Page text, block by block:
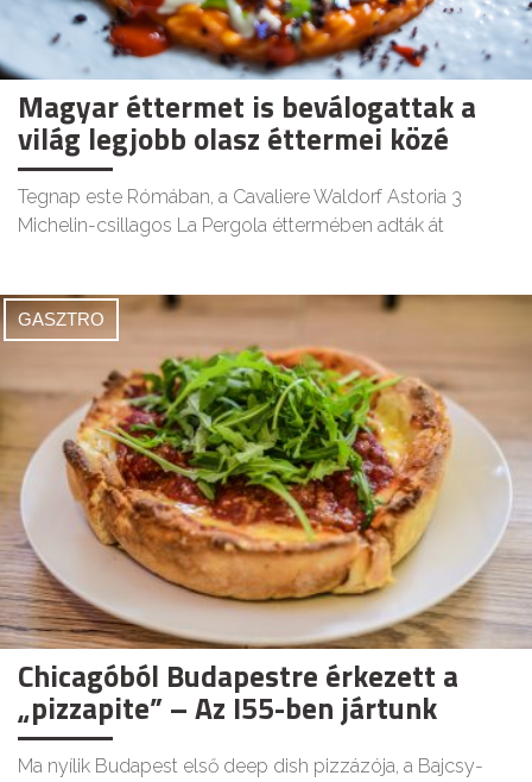
Magyar éttermet is beválogattak a
világ legjobb olasz éttermei közé
Tegnap este Rómában, a Cavaliere Waldorf Astoria 3
Michelin-csillagos La Pergola éttermében adták át
GASZTRO
Chicagóból Budapestre érkezett a
„pizzapite” – Az I55-ben jártunk
Ma nyílik Budapest első deep dish pizzázója, a Bajcsy-